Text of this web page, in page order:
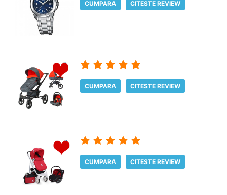
CUMPARA CITESTE REVIEW
CUMPARA CITESTE REVIEW
CUMPARA CITESTE REVIEW